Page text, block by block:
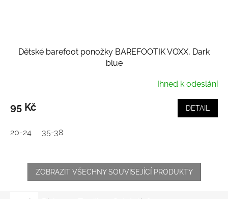
Dětské barefoot ponožky BAREFOOTIK VOXX, Dark
blue
Ihned k odeslání
95 Kč DETAIL
20-24 35-38
ZOBRAZIT VŠECHNY SOUVISEJÍCÍ PRODUKTY